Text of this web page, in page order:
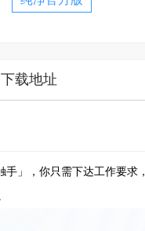
下载地址
」，你只需下达工作要求